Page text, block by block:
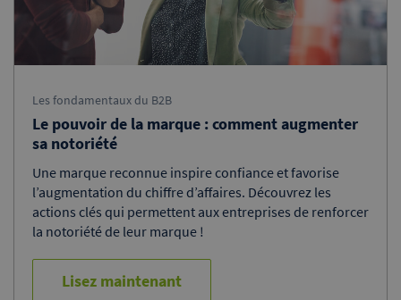
Les fondamentaux du B2B
Le pouvoir de la marque : comment augmenter
sa notoriété
Une marque reconnue inspire confiance et favorise
l’augmentation du chiffre d’affaires. Découvrez les
actions clés qui permettent aux entreprises de renforcer
la notoriété de leur marque !
Lisez maintenant